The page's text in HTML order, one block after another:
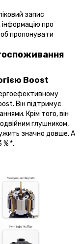
запис
інформацію про
пропонувати
Boost
Він підтримує
Крім того, він
глушником,
значно довше. А
*.